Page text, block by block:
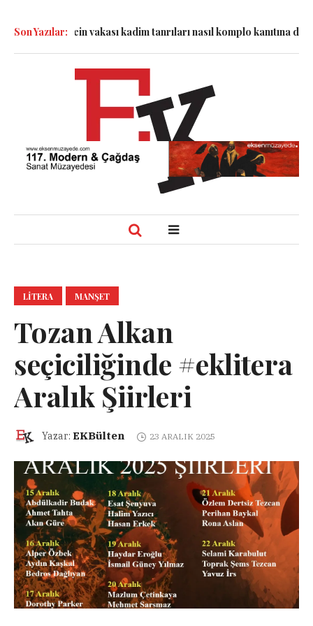
Son Yazılar:
Epstein vakası kadim tanrıları nasıl komplo kanıtına
LITERA MANŞET
Tozan Alkan
seçiciliğinde #eklitera
Aralık Şiirleri
Yazar: EKBülten 23 ARALIK 2025